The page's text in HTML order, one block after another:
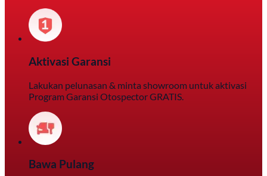
Aktivasi Garansi
Lakukan pelunasan & minta showroom untuk aktivasi
Program Garansi Otospector GRATIS.
Bawa Pulang